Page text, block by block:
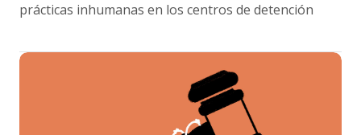
prácticas inhumanas en los centros de detención